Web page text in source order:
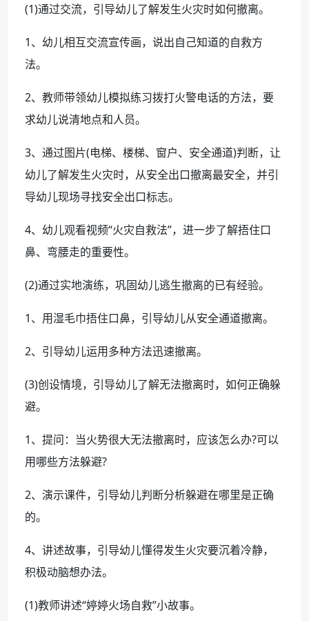
(1)通过交流，引导幼儿了解发生火灾时如何撤离。
1、幼儿相互交流宣传画，说出自己知道的自救方
法。
2、教师带领幼儿模拟练习拨打火警电话的方法，要
求幼儿说清地点和人员。
3、通过图片(电梯、楼梯、窗户、安全通道)判断，让
幼儿了解发生火灾时，从安全出口撤离最安全，并引
导幼儿现场寻找安全出口标志。
4、幼儿观看视频“火灾自救法”，进一步了解捂住口
鼻、弯腰走的重要性。
(2)通过实地演练，巩固幼儿逃生撤离的已有经验。
1、用湿毛巾捂住口鼻，引导幼儿从安全通道撤离。
2、引导幼儿运用多种方法迅速撤离。
(3)创设情境，引导幼儿了解无法撤离时，如何正确躲
避。
1、提问：当火势很大无法撤离时，应该怎么办?可以
用哪些方法躲避?
2、演示课件，引导幼儿判断分析躲避在哪里是正确
的。
4、讲述故事，引导幼儿懂得发生火灾要沉着冷静，
积极动脑想办法。
(1)教师讲述“婷婷火场自救”小故事。